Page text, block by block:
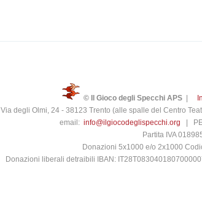
© Il Gioco degli Specchi APS|
Via degli Olmi, 24 - 38123 Trento (alle spalle del Centro
email: info@ilgiocodeglispecchi.org |
Partita IVA
Donazioni 5x1000 e/o 2x1000
Donazioni liberali detraibili IBAN: